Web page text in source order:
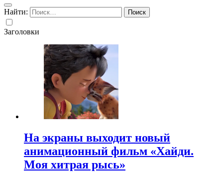
Найти:
Заголовки
На экраны выходит новый
анимационный фильм «Хайди.
Моя хитрая рысь»